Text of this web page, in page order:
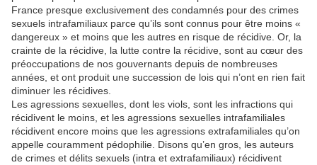
France presque exclusivement des condamnés pour des crimes
sexuels intrafamiliaux parce qu’ils sont connus pour être moins «
dangereux » et moins que les autres en risque de récidive. Or, la
crainte de la récidive, la lutte contre la récidive, sont au cœur des
préoccupations de nos gouvernants depuis de nombreuses
années, et ont produit une succession de lois qui n’ont en rien fait
diminuer les récidives.
Les agressions sexuelles, dont les viols, sont les infractions qui
récidivent le moins, et les agressions sexuelles intrafamiliales
récidivent encore moins que les agressions extrafamiliales qu’on
appelle couramment pédophilie. Disons qu’en gros, les auteurs
de crimes et délits sexuels (intra et extrafamiliaux) récidivent